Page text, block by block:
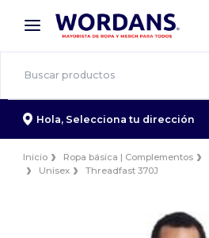
× App de Wordans
¡Mejores precios en app!
Hola, Selecciona tu dirección
Inicio Ropa básica | Complementos
Unisex
Threadfast 370J